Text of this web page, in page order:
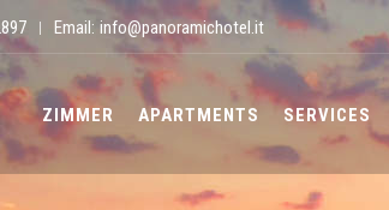
| Email: info@panoramichotel.it
ZIMMER APARTMENTS SERVICES